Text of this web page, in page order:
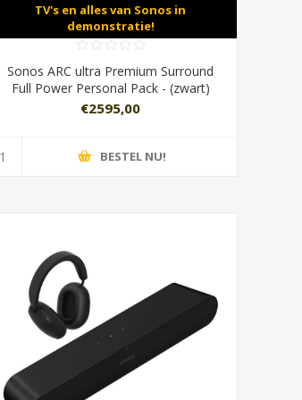
TV's en alles van Sonos in
demonstratie!
Sonos ARC ultra Premium Surround
Full Power Personal Pack - (zwart)
€2595,00
BESTEL NU!